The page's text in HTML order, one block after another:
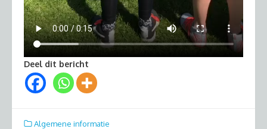
Deel dit bericht
Algemene informatie